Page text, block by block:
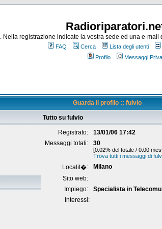
. Nella registrazione indicate la vostra sede ed una e-
FAQ Cerca Lista degli utenti
Profilo
Messaggi
Guarda il profilo :: fulvio
Tutto su fulvio
Registrato:
13/01/06 17:42
Messaggi totali:
30
[0.02% del totale / 0.00
Trova tutti i messaggi di
Localit�:
Milano
Sito web:
Impiego:
Specialista in
Interessi: